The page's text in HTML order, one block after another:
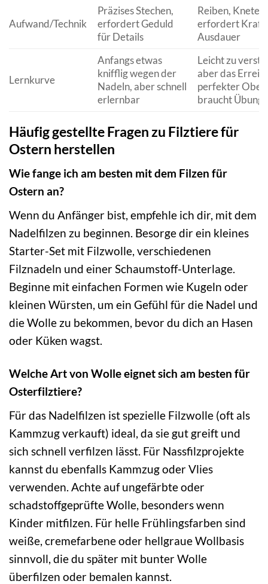
Aufwand/Technik
Präzises Stechen,
erfordert Geduld
für Details
Reiben,
erfordert Kraft
Ausdauer
Lernkurve
Anfangs etwas
knifflig wegen der
Nadeln, aber schnell
erlernbar
Leicht zu
aber das
perfekter
braucht Übung
Häufig gestellte Fragen zu Filztiere für
Ostern herstellen
Wie fange ich am besten mit dem Filzen für
Ostern an?
Wenn du Anfänger bist, empfehle ich dir, mit dem
Nadelfilzen zu beginnen. Besorge dir ein kleines
Starter-Set mit Filzwolle, verschiedenen
Filznadeln und einer Schaumstoff-Unterlage.
Beginne mit einfachen Formen wie Kugeln oder
kleinen Würsten, um ein Gefühl für die Nadel und
die Wolle zu bekommen, bevor du dich an Hasen
oder Küken wagst.
Welche Art von Wolle eignet sich am besten für
Osterfilztiere?
Für das Nadelfilzen ist spezielle Filzwolle (oft als
Kammzug verkauft) ideal, da sie gut greift und
sich schnell verfilzen lässt. Für Nassfilzprojekte
kannst du ebenfalls Kammzug oder Vlies
verwenden. Achte auf ungefärbte oder
schadstoffgeprüfte Wolle, besonders wenn
Kinder mitfilzen. Für helle Frühlingsfarben sind
weiße, cremefarbene oder hellgraue Wollbasis
sinnvoll, die du später mit bunter Wolle
überfilzen oder bemalen kannst.